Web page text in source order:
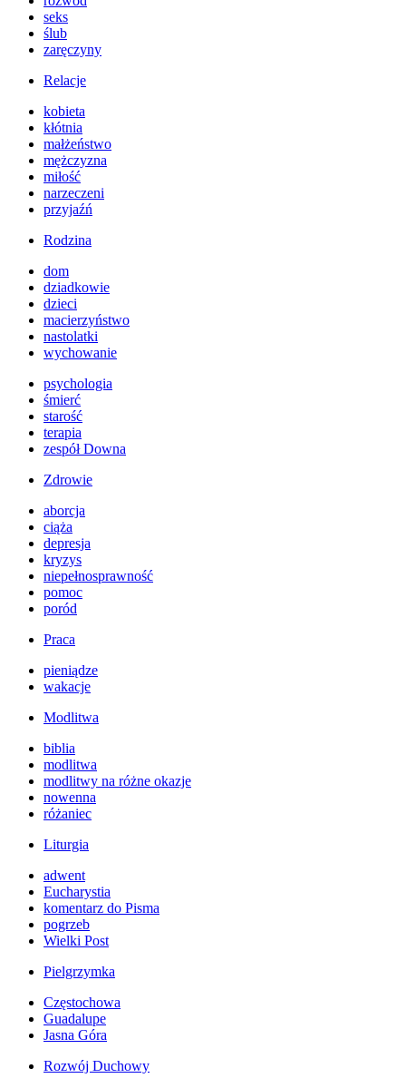
seks
ślub
zaręczyny
Relacje
kobieta
kłótnia
małżeństwo
mężczyzna
miłość
narzeczeni
przyjaźń
Rodzina
dom
dziadkowie
dzieci
macierzyństwo
nastolatki
wychowanie
psychologia
śmierć
starość
terapia
zespół Downa
Zdrowie
aborcja
ciąża
depresja
kryzys
niepełnosprawność
pomoc
poród
Praca
pieniądze
wakacje
Modlitwa
biblia
modlitwa
modlitwy na różne okazje
nowenna
różaniec
Liturgia
adwent
Eucharystia
komentarz do Pisma
pogrzeb
Wielki Post
Pielgrzymka
Częstochowa
Guadalupe
Jasna Góra
Rozwój Duchowy